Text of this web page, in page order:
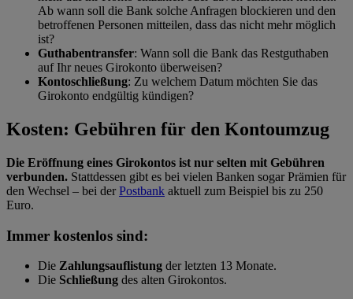
Ab wann soll die Bank solche Anfragen blockieren und den
betroffenen Personen mitteilen, dass das nicht mehr möglich
ist?
Guthabentransfer: Wann soll die Bank das Restguthaben
auf Ihr neues Girokonto überweisen?
Kontoschließung: Zu welchem Datum möchten Sie das
Girokonto endgültig kündigen?
Kosten: Gebühren für den Kontoumzug
Die Eröffnung eines Girokontos ist nur selten mit Gebühren
verbunden. Stattdessen gibt es bei vielen Banken sogar Prämien für
den Wechsel – bei derPostbank aktuell zum Beispiel bis zu 250
Euro.
Immer kostenlos sind:
Die Zahlungsauflistung der letzten 13 Monate.
Die Schließung des alten Girokontos.